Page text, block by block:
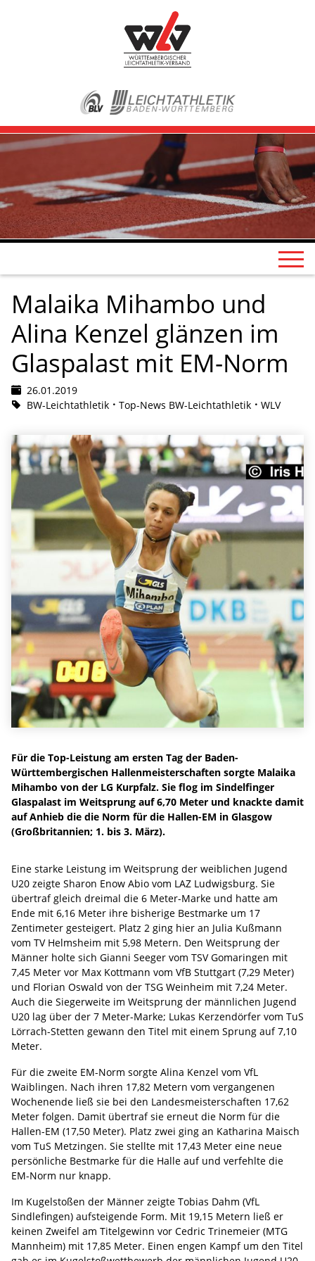
Malaika Mihambo und
Alina Kenzel glänzen im
Glaspalast mit EM-Norm
26.01.2019
BW-Leichtathletik
Top-News BW-Leichtathletik WLV
Für die Top-Leistung am ersten Tag der Baden-
Württembergischen Hallenmeisterschaften sorgte Malaika
Mihambo von der LG Kurpfalz. Sie flog im Sindelfinger
Glaspalast im Weitsprung auf 6,70 Meter und knackte damit
auf Anhieb die die Norm für die Hallen-EM in Glasgow
(Großbritannien; 1. bis 3. März).
Eine starke Leistung im Weitsprung der weiblichen Jugend
U20 zeigte Sharon Enow Abio vom LAZ Ludwigsburg. Sie
übertraf gleich dreimal die 6 Meter-Marke und hatte am
Ende mit 6,16 Meter ihre bisherige Bestmarke um 17
Zentimeter gesteigert. Platz 2 ging hier an Julia Kußmann
vom TV Helmsheim mit 5,98 Metern. Den Weitsprung der
Männer holte sich Gianni Seeger vom TSV Gomaringen mit
7,45 Meter vor Max Kottmann vom VfB Stuttgart (7,29 Meter)
und Florian Oswald von der TSG Weinheim mit 7,24 Meter.
Auch die Siegerweite im Weitsprung der männlichen Jugend
U20 lag über der 7 Meter-Marke; Lukas Kerzendörfer vom TuS
Lörrach-Stetten gewann den Titel mit einem Sprung auf 7,10
Meter.
Für die zweite EM-Norm sorgte Alina Kenzel vom VfL
Waiblingen. Nach ihren 17,82 Metern vom vergangenen
Wochenende ließ sie bei den Landesmeisterschaften 17,62
Meter folgen. Damit übertraf sie erneut die Norm für die
Hallen-EM (17,50 Meter). Platz zwei ging an Katharina Maisch
vom TuS Metzingen. Sie stellte mit 17,43 Meter eine neue
persönliche Bestmarke für die Halle auf und verfehlte die
EM-Norm nur knapp.
Im Kugelstoßen der Männer zeigte Tobias Dahm (VfL
Sindlefingen) aufsteigende Form. Mit 19,15 Metern ließ er
keinen Zweifel am Titelgewinn vor Cedric Trinemeier (MTG
Mannheim) mit 17,85 Meter. Einen engen Kampf um den Titel